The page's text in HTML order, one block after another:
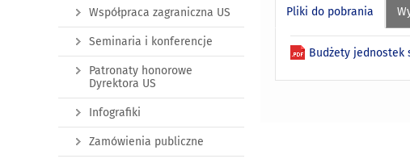
Pliki do pobrania
Budżety jednostek
Współpraca zagraniczna US
Seminaria i konferencje
Patronaty honorowe
Dyrektora US
Infografiki
Zamówienia publiczne